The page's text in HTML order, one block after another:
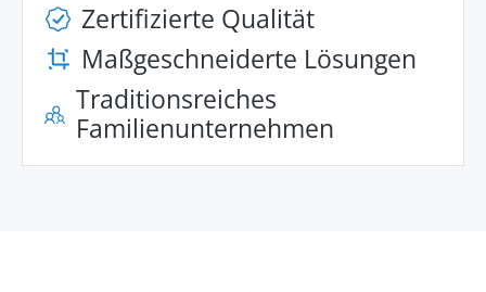
Zertifizierte Qualität
Maßgeschneiderte Lösungen
Traditionsreiches
Familienunternehmen